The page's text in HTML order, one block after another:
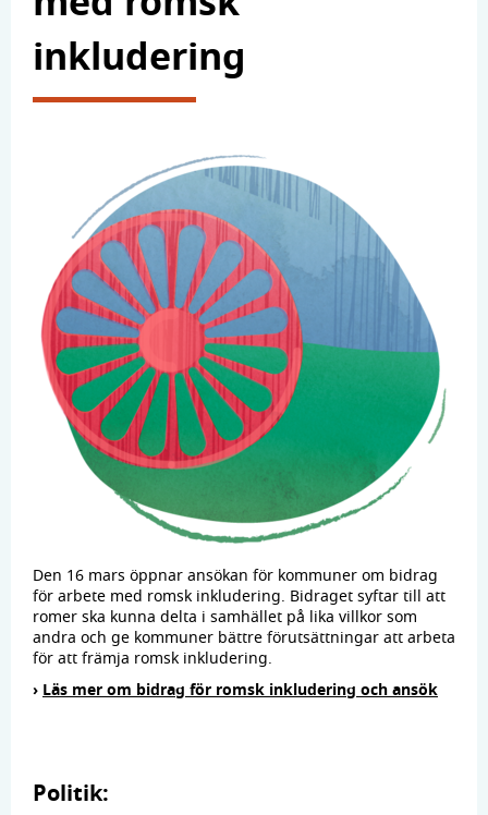
inkludering
Den 16 mars öppnar ansökan för kommuner om bidrag
för arbete med romsk inkludering. Bidraget syftar till att
romer ska kunna delta i samhället på lika villkor som
andra och ge kommuner bättre förutsättningar att arbeta
för att främja romsk inkludering.
› Läs mer om bidrag för romsk inkludering och ansök
Politik: